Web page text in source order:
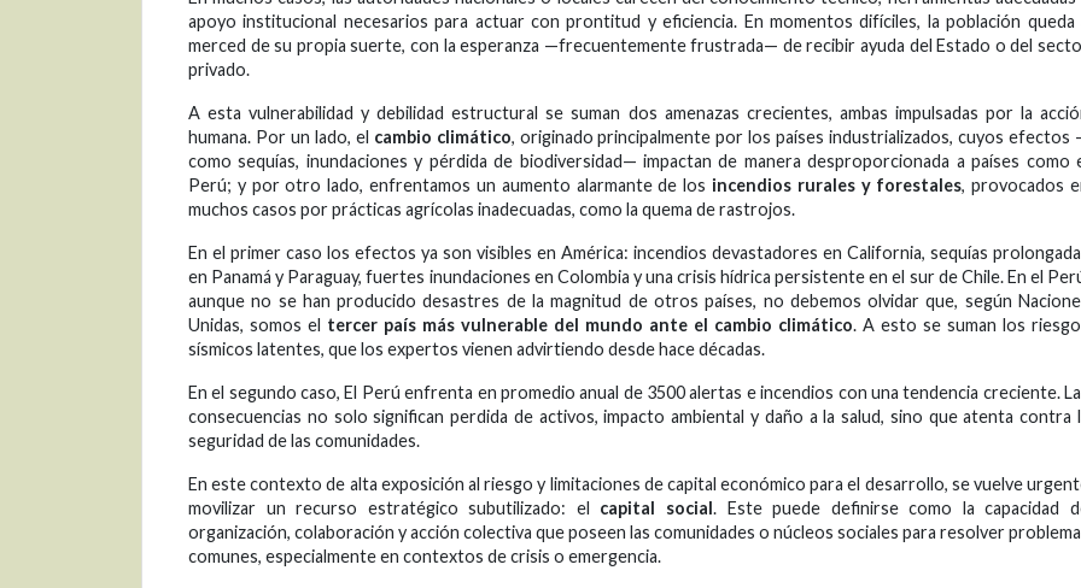
apoyo institucional necesarios para actuar con prontitud y eficiencia. En momentos difíciles, la población queda
merced de su propia suerte, con la esperanza —frecuentemente frustrada— de recibir ayuda del Estado o del
privado.
A esta vulnerabilidad y debilidad estructural se suman dos amenazas crecientes, ambas impulsadas por la
humana. Por un lado, el cambio climático, originado principalmente por los países industrializados, cuyos efectos
como sequías, inundaciones y pérdida de biodiversidad— impactan de manera desproporcionada a países como
Perú; y por otro lado, enfrentamos un aumento alarmante de los incendios rurales y forestales, provocados
muchos casos por prácticas agrícolas inadecuadas, como la quema de rastrojos.
En el primer caso los efectos ya son visibles en América: incendios devastadores en California, sequías
en Panamá y Paraguay, fuertes inundaciones en Colombia y una crisis hídrica persistente en el sur de Chile. En el
aunque no se han producido desastres de la magnitud de otros países, no debemos olvidar que, según
Unidas, somos el tercer país más vulnerable del mundo ante el cambio climático. A esto se suman los
sísmicos latentes, que los expertos vienen advirtiendo desde hace décadas.
En el segundo caso, El Perú enfrenta en promedio anual de 3500 alertas e incendios con una tendencia creciente.
consecuencias no solo significan perdida de activos, impacto ambiental y daño a la salud, sino que atenta contra
seguridad de las comunidades.
En este contexto de alta exposición al riesgo y limitaciones de capital económico para el desarrollo, se vuelve
movilizar un recurso estratégico subutilizado: el capital social. Este puede definirse como la capacidad
organización, colaboración y acción colectiva que poseen las comunidades o núcleos sociales para resolver
comunes, especialmente en contextos de crisis o emergencia.